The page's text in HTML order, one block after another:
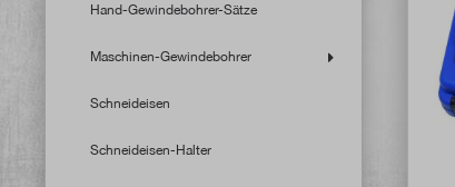
Hand-Gewindebohrer-Sätze
Maschinen-Gewindebohrer
Schneideisen
Schneideisen-Halter